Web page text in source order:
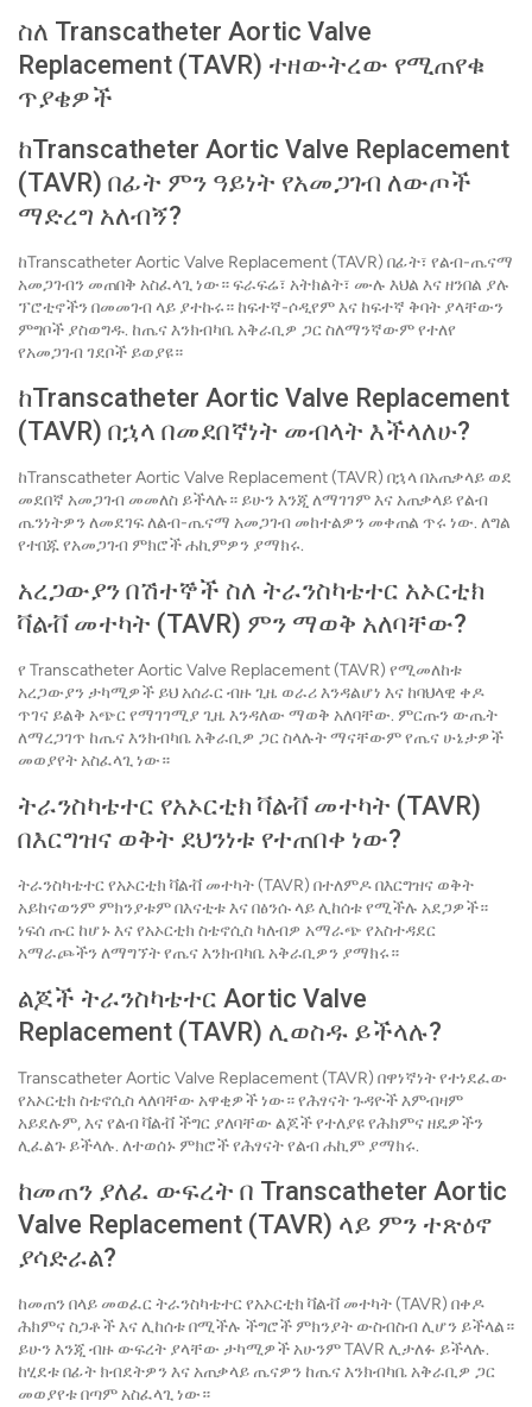
ስለ Transcatheter Aortic Valve
Replacement (TAVR) ተዘውትረው የሚጠየቁ
ጥያቄዎች
ከTranscatheter Aortic Valve Replacement
(TAVR) በፊት ምን ዓይነት የአመጋገብ ለውጦች
ማድረግ አለብኝ?
ከTranscatheter Aortic Valve Replacement (TAVR) በፊት፣ የልብ-ጤናማ
አመጋገብን መጠበቅ አስፈላጊ ነው። ፍራፍሬ፣ አትክልት፣ ሙሉ እህል እና ዘንበል ያሉ
ፕሮቲኖችን በመመገብ ላይ ያተኩሩ። ከፍተኛ-ሶዲየም እና ከፍተኛ ቅባት ያላቸውን
ምግቦች ያስወግዱ. ከጤና እንክብካቤ አቅራቢዎ ጋር ስለማንኛውም የተለየ
የአመጋገብ ገደቦች ይወያዩ።
ከTranscatheter Aortic Valve Replacement
(TAVR) በኋላ በመደበኛነት መብላት እችላለሁ?
ከTranscatheter Aortic Valve Replacement (TAVR) በኋላ በአጠቃላይ ወደ
መደበኛ አመጋገብ መመለስ ይችላሉ። ይሁን እንጂ ለማገገም እና አጠቃላይ የልብ
ጤንነትዎን ለመደገፍ ለልብ-ጤናማ አመጋገብ መከተልዎን መቀጠል ጥሩ ነው. ለግል
የተበጁ የአመጋገብ ምክሮች ሐኪምዎን ያማክሩ.
አረጋውያን በሽተኞች ስለ ትራንስካቴተር አኦርቲክ
ቫልቭ መተካት (TAVR) ምን ማወቅ አለባቸው?
የ Transcatheter Aortic Valve Replacement (TAVR) የሚመለከቱ
አረጋውያን ታካሚዎች ይህ አሰራር ብዙ ጊዜ ወራሪ እንዳልሆነ እና ከባህላዊ ቀዶ
ጥገና ይልቅ አጭር የማገገሚያ ጊዜ እንዳለው ማወቅ አለባቸው. ምርጡን ውጤት
ለማረጋገጥ ከጤና እንክብካቤ አቅራቢዎ ጋር ስላሉት ማናቸውም የጤና ሁኔታዎች
መወያየት አስፈላጊ ነው።
ትራንስካቴተር የአኦርቲክ ቫልቭ መተካት (TAVR)
በእርግዝና ወቅት ደህንነቱ የተጠበቀ ነው?
ትራንስካቴተር የአኦርቲክ ቫልቭ መተካት (TAVR) በተለምዶ በእርግዝና ወቅት
አይከናወንም ምክንያቱም በእናቲቱ እና በፅንሱ ላይ ሊከሰቱ የሚችሉ አደጋዎች።
ነፍሰ ጡር ከሆኑ እና የአኦርቲክ ስቴኖሲስ ካለብዎ አማራጭ የአስተዳደር
አማራጮችን ለማግኘት የጤና እንክብካቤ አቅራቢዎን ያማክሩ።
ልጆች ትራንስካቴተር Aortic Valve
Replacement (TAVR) ሊወስዱ ይችላሉ?
Transcatheter Aortic Valve Replacement (TAVR) በዋነኛነት የተነደፈው
የአኦርቲክ ስቴኖሲስ ላለባቸው አዋቂዎች ነው። የሕፃናት ጉዳዮች እምብዛም
አይደሉም, እና የልብ ቫልቭ ችግር ያለባቸው ልጆች የተለያዩ የሕክምና ዘዴዎችን
ሊፈልጉ ይችላሉ. ለተወሰኑ ምክሮች የሕፃናት የልብ ሐኪም ያማክሩ.
ከመጠን ያለፈ ውፍረት በ Transcatheter Aortic
Valve Replacement (TAVR) ላይ ምን ተጽዕኖ
ያሳድራል?
ከመጠን በላይ መወፈር ትራንስካቴተር የአኦርቲክ ቫልቭ መተካት (TAVR) በቀዶ
ሕክምና ስጋቶች እና ሊከሰቱ በሚችሉ ችግሮች ምክንያት ውስብስብ ሊሆን ይችላል።
ይሁን እንጂ ብዙ ውፍረት ያላቸው ታካሚዎች አሁንም TAVR ሊታለፉ ይችላሉ.
ከሂደቱ በፊት ክብደትዎን እና አጠቃላይ ጤናዎን ከጤና እንክብካቤ አቅራቢዎ ጋር
መወያየቱ በጣም አስፈላጊ ነው።